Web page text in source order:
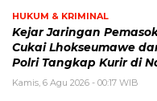
HUKUM & KRIMINAL
Kejar Jaringan
Cukai Lhokseumawe
Polri Tangkap Kurir di
Kamis, 6 Agu 2026 - 00:17 WIB